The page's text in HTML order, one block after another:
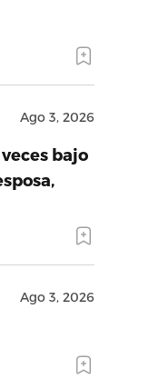
Ago 3, 2026
bajo
Ago 3, 2026